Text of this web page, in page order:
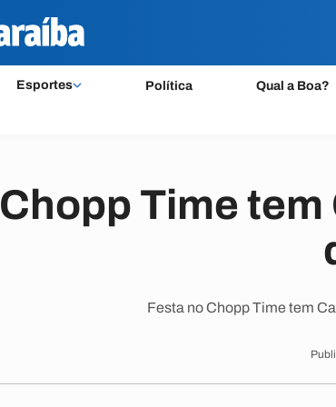
Esportes Política Qual a Boa?
Chopp Time tem
Festa no Chopp Time tem